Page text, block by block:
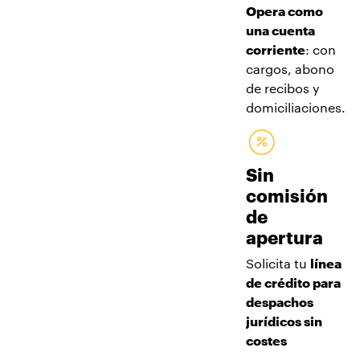
Opera como
una cuenta
corriente: con
cargos, abono
de recibos y
domiciliaciones.
Sin
comisión
de
apertura
Solicita tu línea
de crédito para
despachos
jurídicos sin
costes